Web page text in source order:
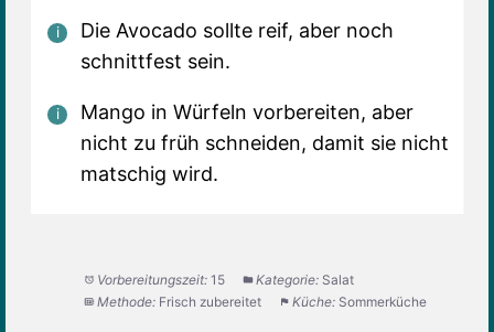
Die Avocado sollte reif, aber noch
schnittfest sein.
Mango in Würfeln vorbereiten, aber
nicht zu früh schneiden, damit sie nicht
matschig wird.
Vorbereitungszeit: 15 Kategorie: Salat
Methode: Frisch zubereitet Küche: Sommerküche